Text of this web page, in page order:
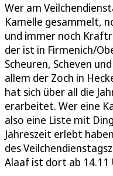
Wer am
Kamelle gesammelt,
und immer noch
der ist in Firmenich/
Scheuren, Scheven
allem der Zoch in
hat sich über all die
erarbeitet. Wer eine
also eine Liste mit
Jahreszeit erlebt
des
Alaaf ist dort ab 14.11